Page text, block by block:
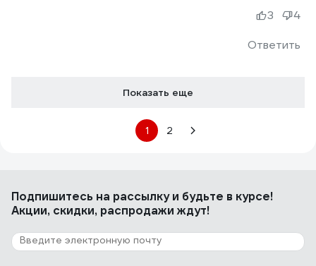
Ответить
3 4
Показать еще
1 2
Подпишитесь на рассылкуи будьте в курсе!
Акции, скидки, распродажи ждут!